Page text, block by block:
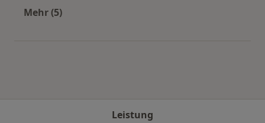
Mehr (5)
Leistung